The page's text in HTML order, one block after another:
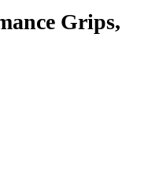
Grips,
4